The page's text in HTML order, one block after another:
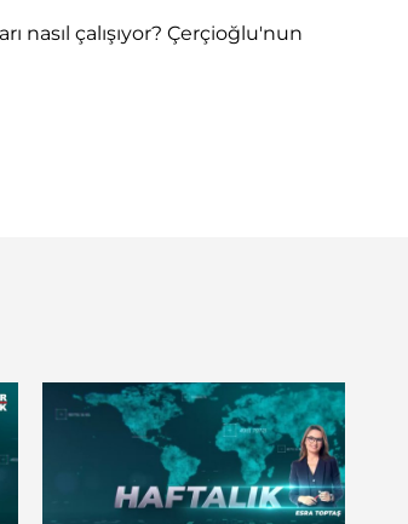
nasıl çalışıyor? Çerçioğlu'nun